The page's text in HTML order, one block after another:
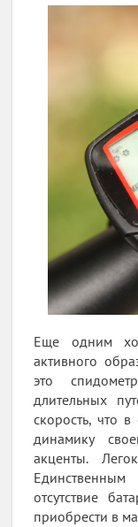
Еще одним
активного
это
длительных
скорость, что
динамику
акценты.
отсутствие
приобрести в